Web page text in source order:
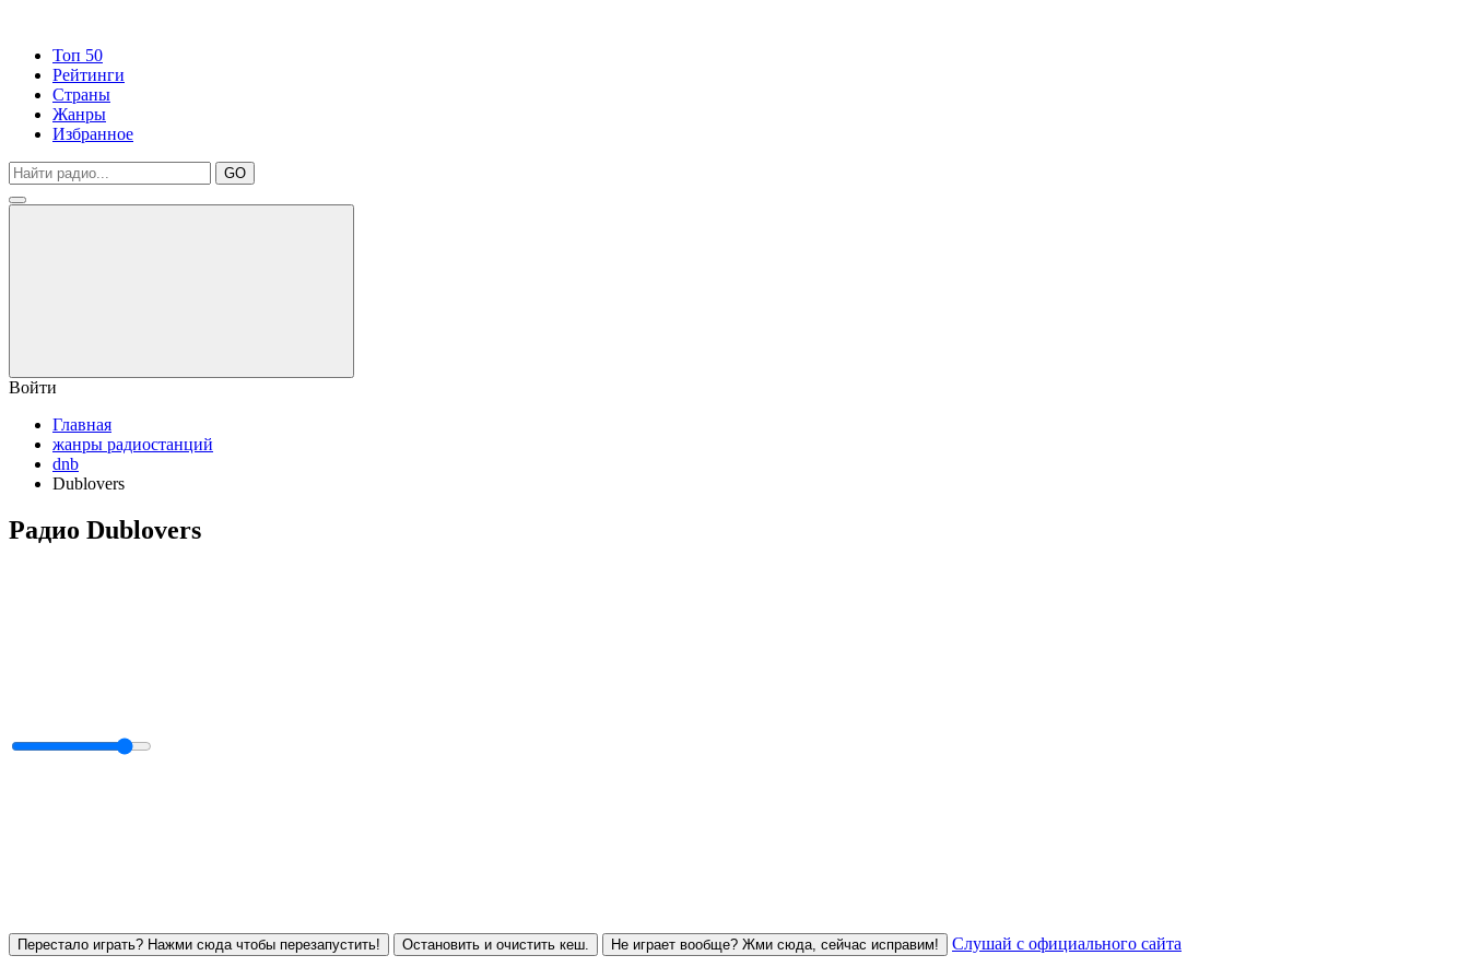
Топ 50
Рейтинги
Страны
Жанры
Избранное
GO
Войти
Главная
жанры радиостанций
dnb
Dublovers
Радио Dublovers
Перестало играть? Нажми сюда чтобы перезапустить! Остановить и очистить кеш. Не играет вообще? Жми сюда, сейчас исправим! Слушай с официального сайта